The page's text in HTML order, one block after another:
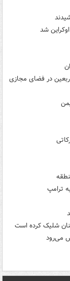
شد
در فضای مجازی
ترامپ
می‌رود